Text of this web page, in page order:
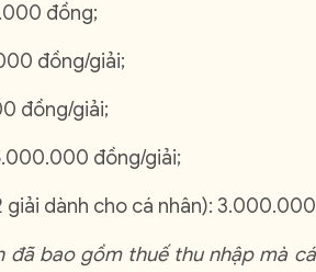
đồng;
đồng/giải;
đồng/giải;
đồng/giải;
dành cho cá nhân):
đã bao gồm thuế thu nhập mà